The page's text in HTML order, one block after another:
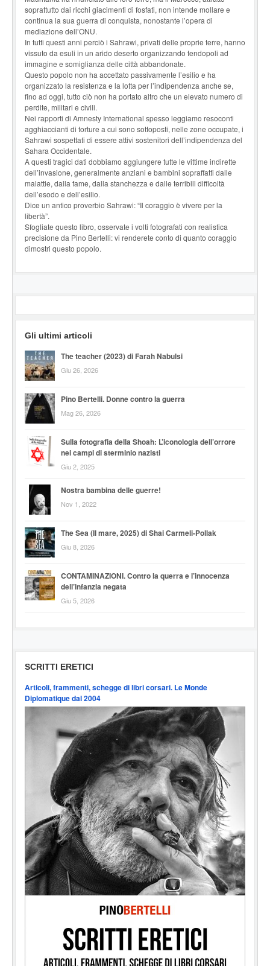
soprattutto dai ricchi giacimenti di fosfati, non intende mollare e
continua la sua guerra di conquista, nonostante l’opera di
mediazione dell’ONU.
In tutti questi anni perciò i Sahrawi, privati delle proprie terre, hanno
vissuto da esuli in un arido deserto organizzando tendopoli ad
immagine e somiglianza delle città abbandonate.
Questo popolo non ha accettato passivamente l’esilio e ha
organizzato la resistenza e la lotta per l’indipendenza anche se,
fino ad oggi, tutto ciò non ha portato altro che un elevato numero di
perdite, militari e civili.
Nei rapporti di Amnesty International spesso leggiamo resoconti
agghiaccianti di torture a cui sono sottoposti, nelle zone occupate, i
Sahrawi sospettati di essere attivi sostenitori dell’indipendenza del
Sahara Occidentale.
A questi tragici dati dobbiamo aggiungere tutte le vittime indirette
dell’invasione, generalmente anziani e bambini sopraffatti dalle
malattie, dalla fame, dalla stanchezza e dalle terribili difficoltà
dell’esodo e dell’esilio.
Dice un antico proverbio Sahrawi: “Il coraggio è vivere per la
libertà”.
Sfogliate questo libro, osservate i volti fotografati con realistica
precisione da Pino Bertelli: vi renderete conto di quanto coraggio
dimostri questo popolo.
Gli ultimi articoli
The teacher (2023) di Farah Nabulsi
Giu 26, 2026
Pino Bertelli. Donne contro la guerra
Mag 26, 2026
Sulla fotografia della Shoah: L’iconologia dell’orrore
nei campi di sterminio nazisti
Giu 2, 2025
Nostra bambina delle guerre!
Nov 1, 2022
The Sea (Il mare, 2025) di Shai Carmeli-Pollak
Giu 8, 2026
CONTAMINAZIONI. Contro la querra e l’innocenza
dell’infanzia negata
Giu 5, 2026
SCRITTI ERETICI
Articoli, frammenti, schegge di libri corsari. Le Monde
Diplomatique dal 2004